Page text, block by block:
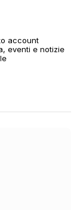
account
eventi e notizie